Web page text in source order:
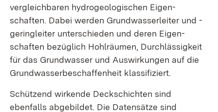
vergleichbaren hydro­geo­logischen Eigen­
schaften. Dabei werden Grundwasser­leiter und -
geringleiter unterschieden und deren Eigen­
schaften bezüglich Hohlräumen, Durchlässigkeit
für das Grund­­wasser und Auswirkungen auf die
Grund­­wasser­­­beschaffen­­heit klassifiziert.
Schützend wirkende Deckschichten sind
ebenfalls abgebildet. Die Datensätze sind